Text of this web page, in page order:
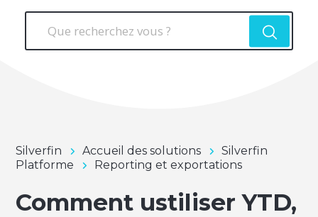
Silverfin Accueil des solutions
Silverfin
Platforme
Reporting et exportations
Comment ustiliser YTD,